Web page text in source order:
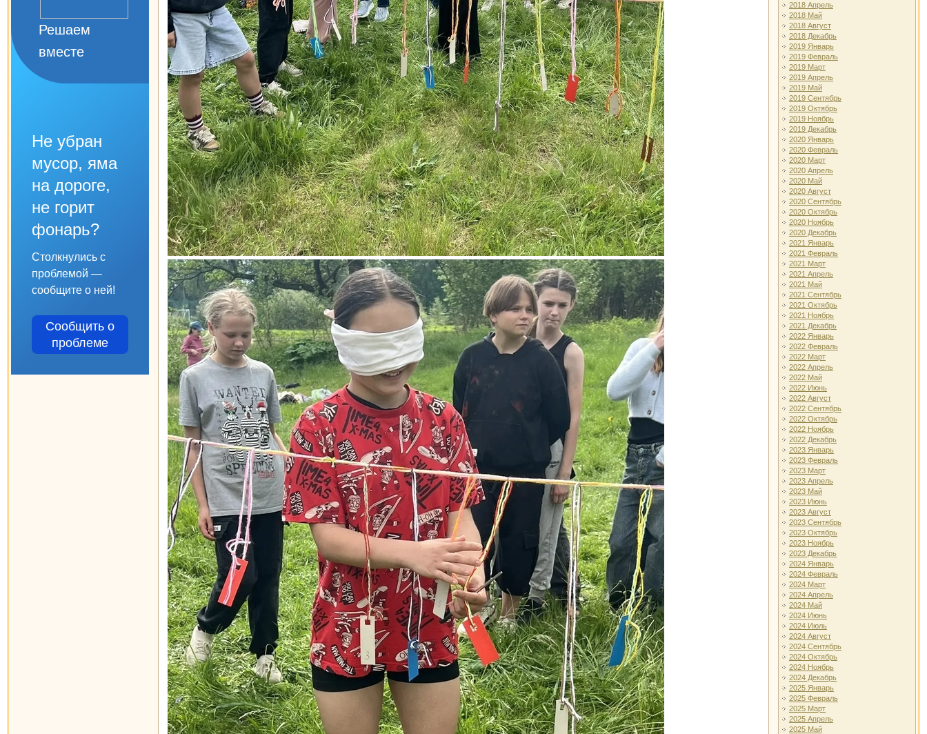
Решаем
вместе
Не убран
мусор, яма
на дороге,
не горит
фонарь?
Столкнулись с
проблемой —
сообщите о ней!
Сообщить о
проблеме
2018 Апрель
2018 Май
2018 Август
2018 Декабрь
2019 Январь
2019 Февраль
2019 Март
2019 Апрель
2019 Май
2019 Сентябрь
2019 Октябрь
2019 Ноябрь
2019 Декабрь
2020 Январь
2020 Февраль
2020 Март
2020 Апрель
2020 Май
2020 Август
2020 Сентябрь
2020 Октябрь
2020 Ноябрь
2020 Декабрь
2021 Январь
2021 Февраль
2021 Март
2021 Апрель
2021 Май
2021 Сентябрь
2021 Октябрь
2021 Ноябрь
2021 Декабрь
2022 Январь
2022 Февраль
2022 Март
2022 Апрель
2022 Май
2022 Июнь
2022 Август
2022 Сентябрь
2022 Октябрь
2022 Ноябрь
2022 Декабрь
2023 Январь
2023 Февраль
2023 Март
2023 Апрель
2023 Май
2023 Июнь
2023 Август
2023 Сентябрь
2023 Октябрь
2023 Ноябрь
2023 Декабрь
2024 Январь
2024 Февраль
2024 Март
2024 Апрель
2024 Май
2024 Июнь
2024 Июль
2024 Август
2024 Сентябрь
2024 Октябрь
2024 Ноябрь
2024 Декабрь
2025 Январь
2025 Февраль
2025 Март
2025 Апрель
2025 Май